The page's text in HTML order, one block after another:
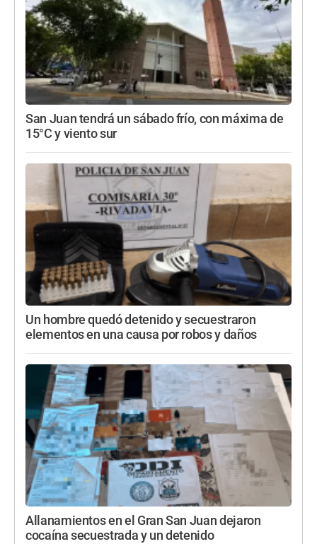
San Juan tendrá un sábado frío, con máxima de
15°C y viento sur
Un hombre quedó detenido y secuestraron
elementos en una causa por robos y daños
Allanamientos en el Gran San Juan dejaron
cocaína secuestrada y un detenido